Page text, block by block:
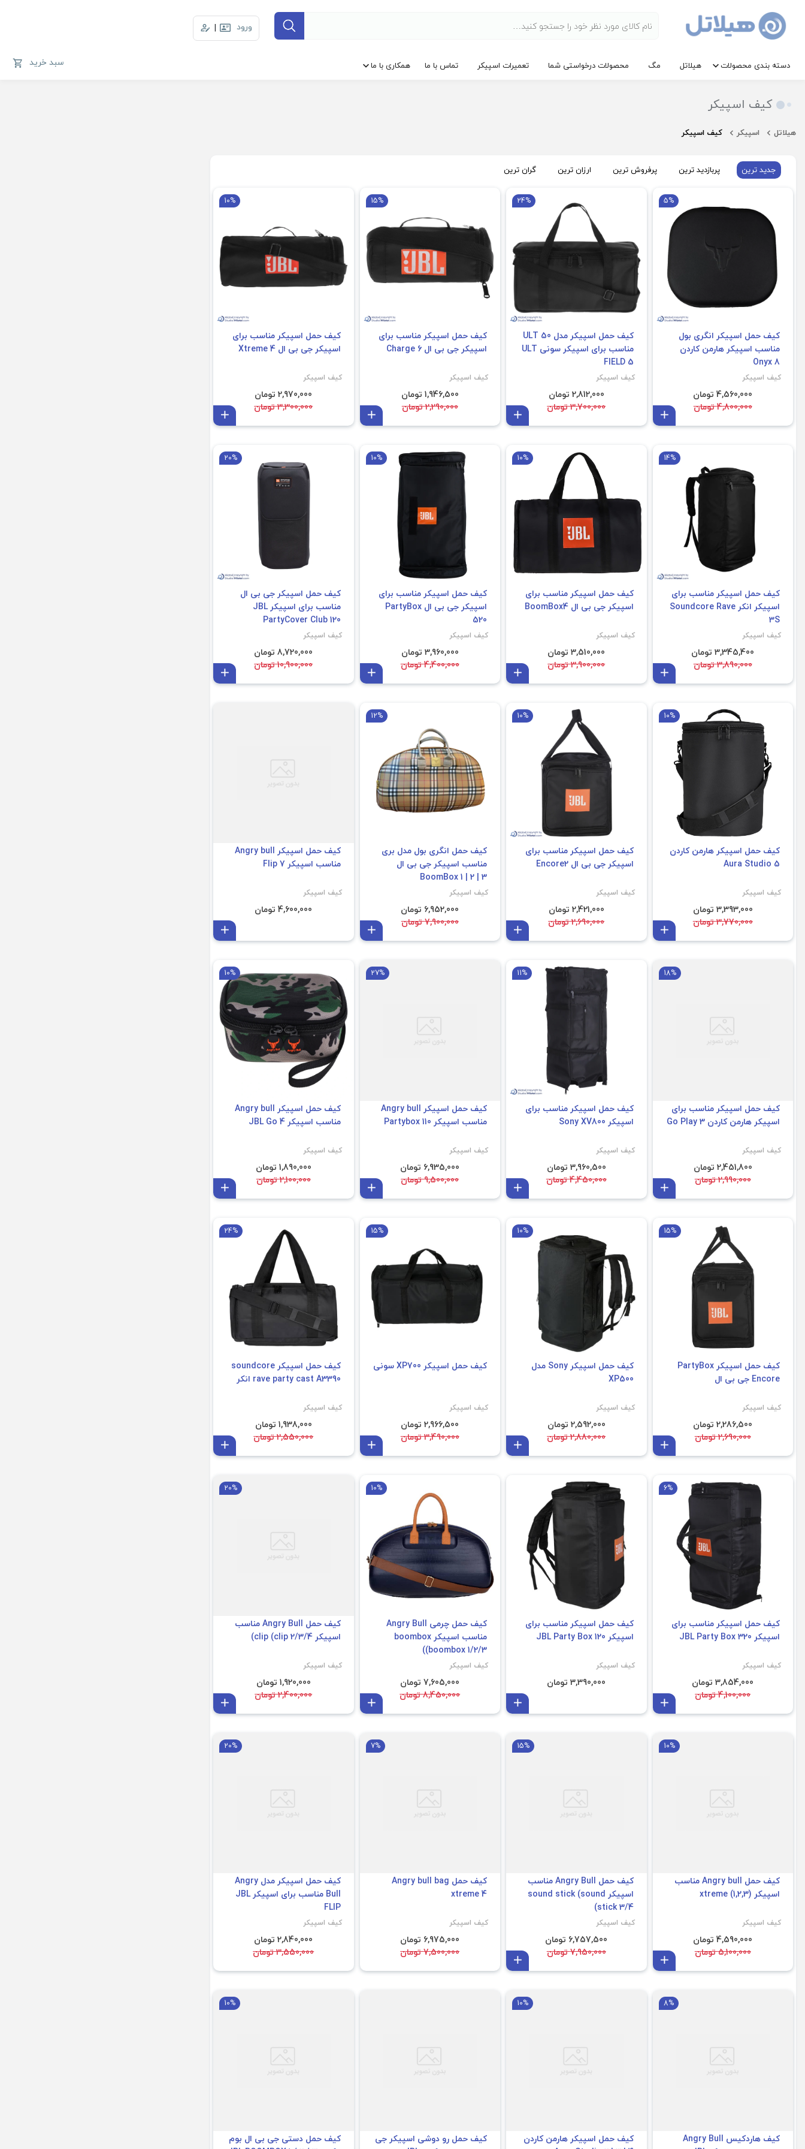
ورود |
دسته بندی محصولات هیلاتل مگ محصولات درخواستی شما تعمیرات اسپیکر تماس با ما همکاری با ما سبد خرید
کیف اسپیکر
هیلاتل اسپیکر کیف اسپیکر
جدید ترین پربازدید ترین پرفروش ترین ارزان ترین گران ترین
5%
کیف حمل اسپیکر انگری بول
مناسب اسپیکر هارمن کاردن
Onyx 8
کیف اسپیکر
4,560,000 تومان
4,800,000 تومان
24%
کیف حمل اسپیکر مدل ULT 50
مناسب برای اسپیکر سونی ULT
FIELD 5
کیف اسپیکر
2,812,000 تومان
3,700,000 تومان
15%
کیف حمل اسپیکر مناسب برای
اسپیکر جی بی ال Charge 6
کیف اسپیکر
1,946,500 تومان
2,290,000 تومان
10%
کیف حمل اسپیکر مناسب برای
اسپیکر جی بی ال Xtreme 4
کیف اسپیکر
2,970,000 تومان
3,300,000 تومان
14%
کیف حمل اسپیکر مناسب برای
اسپیکر انکر Soundcore Rave
3S
کیف اسپیکر
3,345,400 تومان
3,890,000 تومان
10%
کیف حمل اسپیکر مناسب برای
اسپیکر جی بی ال BoomBox4
کیف اسپیکر
3,510,000 تومان
3,900,000 تومان
10%
کیف حمل اسپیکر مناسب برای
اسپیکر جی بی ال PartyBox
520
کیف اسپیکر
3,960,000 تومان
4,400,000 تومان
20%
کیف حمل اسپیکر جی بی ال
مناسب برای اسپیکر JBL
PartyCover Club 120
کیف اسپیکر
8,720,000 تومان
10,900,000 تومان
10%
کیف حمل اسپیکر هارمن کاردن
Aura Studio 5
کیف اسپیکر
3,393,000 تومان
3,770,000 تومان
10%
کیف حمل اسپیکر مناسب برای
اسپیکر جی بی ال Encore2
کیف اسپیکر
2,421,000 تومان
2,690,000 تومان
12%
کیف حمل انگری بول مدل بری
مناسب اسپیکر جی بی ال
BoomBox 1 | 2 | 3
کیف اسپیکر
6,952,000 تومان
7,900,000 تومان
کیف حمل اسپیکر Angry bull
مناسب اسپیکر Flip 7
کیف اسپیکر
4,600,000 تومان
18%
کیف حمل اسپیکر مناسب برای
اسپیکر هارمن کاردن Go Play 3
کیف اسپیکر
2,451,800 تومان
2,990,000 تومان
11%
کیف حمل اسپیکر مناسب برای
اسپیکر Sony XV800
کیف اسپیکر
3,960,500 تومان
4,450,000 تومان
JBL Partybox 110
27%
کیف حمل اسپیکر Angry bull
مناسب اسپیکر Partybox 110
کیف اسپیکر
6,935,000 تومان
9,500,000 تومان
10%
کیف حمل اسپیکر Angry bull
مناسب اسپیکر JBL Go 4
کیف اسپیکر
1,890,000 تومان
2,100,000 تومان
15%
کیف حمل اسپیکر PartyBox
Encore جی بی ال
کیف اسپیکر
2,286,500 تومان
2,690,000 تومان
Sony XP500
10%
کیف حمل اسپیکر Sony مدل
XP500
کیف اسپیکر
2,592,000 تومان
2,880,000 تومان
15%
کیف حمل اسپیکر XP700 سونی
کیف اسپیکر
2,966,500 تومان
3,490,000 تومان
24%
کیف حمل اسپیکر soundcore
rave party cast A3390 انکر
کیف اسپیکر
1,938,000 تومان
2,550,000 تومان
6%
کیف حمل اسپیکر مناسب برای
اسپیکر JBL Party Box 320
کیف اسپیکر
3,854,000 تومان
4,100,000 تومان
کیف حمل اسپیکر مناسب برای
اسپیکر JBL Party Box 120
کیف اسپیکر
3,390,000 تومان
10%
کیف حمل چرمی Angry Bull
مناسب اسپیکر boombox
(boombox 1/2/3)
کیف اسپیکر
7,605,000 تومان
8,450,000 تومان
20%
کیف حمل Angry Bull مناسب
اسپیکر clip (clip 2/3/4)
کیف اسپیکر
1,920,000 تومان
2,400,000 تومان
10%
کیف حمل Angry bull مناسب
اسپیکر (1,2,3) xtreme
کیف اسپیکر
4,590,000 تومان
5,100,000 تومان
Harman Sound Stick 3/4
15%
کیف حمل Angry Bull مناسب
اسپیکر sound stick (sound
stick 3/4)
کیف اسپیکر
6,757,500 تومان
7,950,000 تومان
7%
کیف حمل Angry bull bag
xtreme 4
کیف اسپیکر
6,975,000 تومان
7,500,000 تومان
20%
کیف حمل اسپیکر مدل Angry
Bull مناسب برای اسپیکر JBL
FLIP
کیف اسپیکر
2,840,000 تومان
3,550,000 تومان
8%
کیف هاردکیس Angry Bull
10%
کیف حمل اسپیکر هارمن کاردن
کیف حمل رو دوشی اسپیکر جی
10%
کیف حمل دستی جی بی ال بوم